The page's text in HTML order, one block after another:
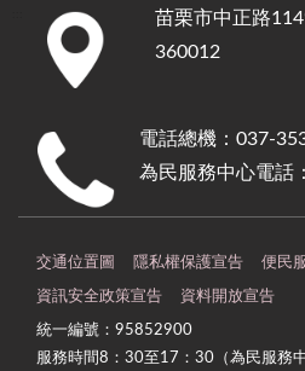
苗栗市中正路
360012
電話總機：037-
為民服務中心電話
交通位置圖 隱私權保護宣告 便民
資訊安全政策宣告 資料開放宣告
統一編號：95852900
服務時間8：30至17：30（為民服務